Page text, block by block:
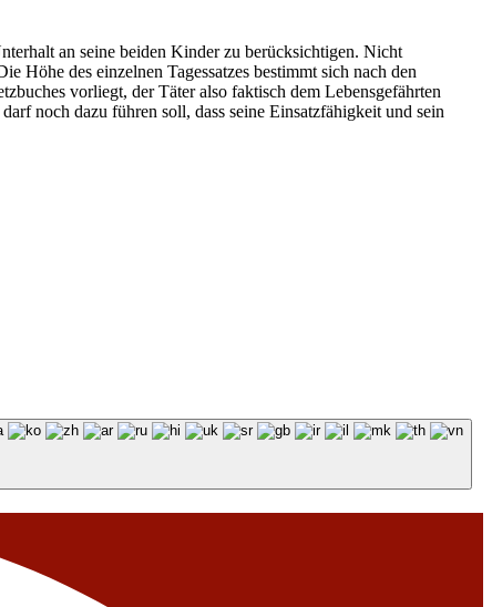
an seine beiden Kinder zu berücksichtigen. Nicht
Höhe des einzelnen Tagessatzes bestimmt sich nach den
vorliegt, der Täter also faktisch dem Lebensgefährten
noch dazu führen soll, dass seine Einsatzfähigkeit und sein